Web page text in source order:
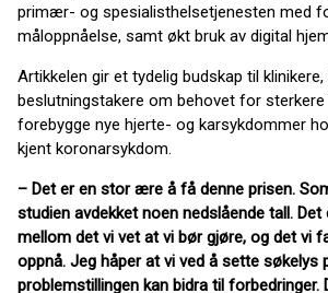
primær- og spesialisthelsetjenesten med
måloppnåelse, samt økt bruk av digital
Artikkelen gir et tydelig budskap til
beslutningstakere om behovet for
forebygge nye hjerte- og karsykdommer
kjent koronarsykdom.
– Det er en stor ære å få denne prisen.
studien avdekket noen nedslående tall.
mellom det vi vet at vi bør gjøre, og det vi
oppnå. Jeg håper at vi ved å sette søkelys
problemstillingen kan bidra til forbedringer.